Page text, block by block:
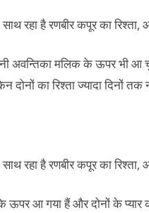
अवन्तिका मलिक के ऊपर भी
का रिश्ता ज्यादा दिनों तक
आ गया हैं और दोनों के